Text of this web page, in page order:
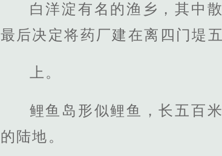
白洋淀有名的渔乡，其中
最后决定将药厂建在离四门堤
上。
鲤鱼岛形似鲤鱼，长五百
的陆地。